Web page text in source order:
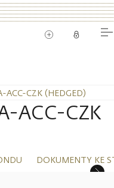
CZK (HEDGED)
ACC-CZK
DOKUMENTY KE